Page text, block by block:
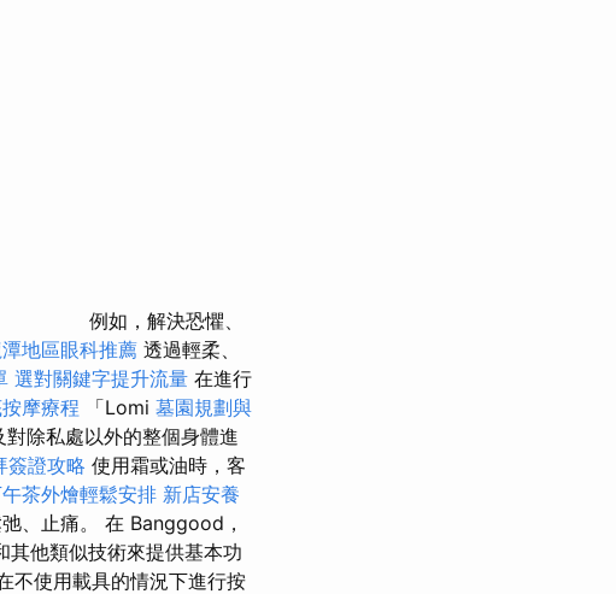
例如，解決恐懼、
地區眼科推薦 透過輕柔、
選對關鍵字提升流量 在進行
摩療程 「Lomi 墓園規劃與
除私處以外的整個身體進
簽證攻略 使用霜或油時，客
茶外燴輕鬆安排 新店安養
、止痛。 在 Banggood，
其他類似技術來提供基本功
不使用載具的情況下進行按